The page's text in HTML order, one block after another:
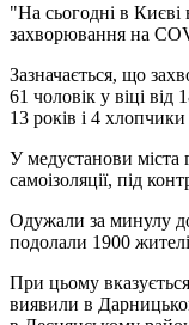
"На сьогодні в Києві
захворювання на
Зазначається, що
61 чоловік у віці від
13 років і 4 хлопчики
У медустанови міста
самоізоляції, під
Одужали за минулу
подолали 1900
При цьому
виявили в